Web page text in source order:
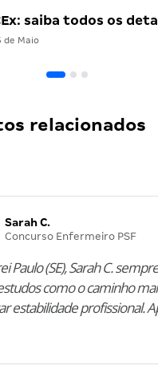
saiba todos os
de Maio
relacionados
Sarah C.
Concurso Enfermeiro PSF
Paulo (SE), Sarah C. sempre
como o caminho
estabilidade profissional.